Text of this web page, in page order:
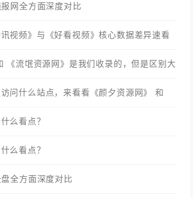
网全方面深度对比
视频》与《好看视频》核心数据差异速看
《流氓资源网》是我们收录的，但是区别大
问什么站点，来看看《颜夕资源网》 和
给你做个分析。
么看点？
么看点？
全方面深度对比